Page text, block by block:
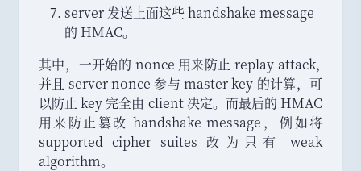
server 发送上面这些 handshake message
的 HMAC。
其中， 一开始的 nonce 用来防止 replay attack，
并且 server nonce 参与 master key 的计算， 可
以防止 key 完全由 client 决定。 而最后的 HMAC
用来防止篡改 handshake message ，
例如将
supported cipher suites 改为只有 weak
algorithm。